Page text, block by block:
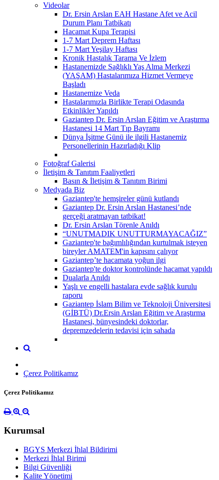
Videolar
Dr. Ersin Arslan EAH Hastane Afet ve Acil
Durum Planı Tatbikatı
Hacamat Kupa Terapisi
1-7 Mart Deprem Haftası
1-7 Mart Yeşilay Haftası
Kronik Hastalık Tarama Ve İzlem
Hastanemizde Sağlıklı Yaş Alma Merkezi
(YAŞAM) Hastalarımıza Hizmet Vermeye
Başladı
Hastanemize Veda
Hastalarımızla Birlikte Terapi Odasında
Etkinlikler Yapıldı
Gaziantep Dr. Ersin Arslan Eğitim ve Araştırma
Hastanesi 14 Mart Tıp Bayramı
Dünya İşitme Günü ile ilgili Hastanemiz
Personellerinin Hazırladığı Klip
Fotoğraf Galerisi
İletişim & Tanıtım Faaliyetleri
Basın & İletişim & Tanıtım Birimi
Medyada Biz
Gaziantep'te hemşireler günü kutlandı
Gaziantep Dr. Ersin Arslan Hastanesi’nde
gerçeği aratmayan tatbikat!
Dr. Ersin Arslan Törenle Anıldı
“UNUTMADIK UNUTTURMAYACAĞIZ”
Gaziantep'te bağımlılığından kurtulmak isteyen
bireyler AMATEM'in kapısını çalıyor
Gaziantep’te hacamata yoğun ilgi
Gaziantep'te doktor kontrolünde hacamat yapıldı
Dualarla Anıldı
Yaşlı ve engelli hastalara evde sağlık kurulu
raporu
Gaziantep İslam Bilim ve Teknoloji Üniversitesi
(GİBTÜ) Dr.Ersin Arslan Eğitim ve Araştırma
Hastanesi, bünyesindeki doktorlar,
depremzedelerin tedavisi için sahada
Çerez Politikamız
Çerez Politikamız
Kurumsal
BGYS Merkezi İhlal Bildirimi
Merkezi İhlal Birimi
Bilgi Güvenliği
Kalite Yönetimi